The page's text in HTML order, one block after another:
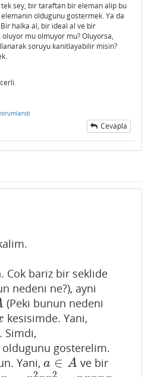
sey, bir taraftan bir eleman alip bu
oldugunu gostermek. Ya da
halka al, bir ideal al ve bir
mu olmuyor mu? Oluyorsa,
soruyu kanitlayabilir misin?
Cevapla
Cok bariz bir seklide
nedeni ne?), ayni
(Peki bunun nedeni
kesisimde. Yani,
. Simdi,
oldugunu gosterelim.
Yani,a ∈ A
a∈A ve bir
2 2